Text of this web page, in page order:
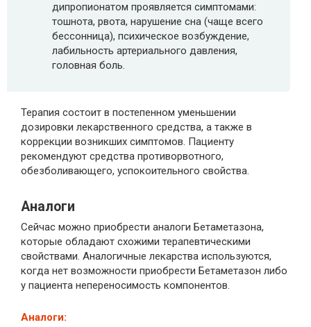
дипропионатом проявляется симптомами:
тошнота, рвота, нарушение сна (чаще всего
бессонница), психическое возбуждение,
лабильность артериального давления,
головная боль.
Терапия состоит в постепенном уменьшении
дозировки лекарственного средства, а также в
коррекции возникших симптомов. Пациенту
рекомендуют средства противорвотного,
обезболивающего, успокоительного свойства.
Аналоги
Сейчас можно приобрести аналоги Бетаметазона,
которые обладают схожими терапевтическими
свойствами. Аналогичные лекарства используются,
когда нет возможности приобрести Бетаметазон либо
у пациента непереносимость компонентов.
Аналоги: